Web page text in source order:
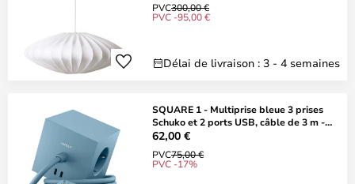
PVC300,00 €
PVC -95,00 €
Délai de livraison : 3 - 4 semaines
SQUARE 1 - Multiprise bleue 3 prises
Schuko et 2 ports USB, câble de 3 m -
AVOLT
62,00 €
PVC75,00 €
PVC -17%